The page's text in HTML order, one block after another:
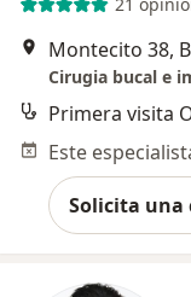
21
Montecito 38,
Cirugia bucal e
Primera visita
Solicita una